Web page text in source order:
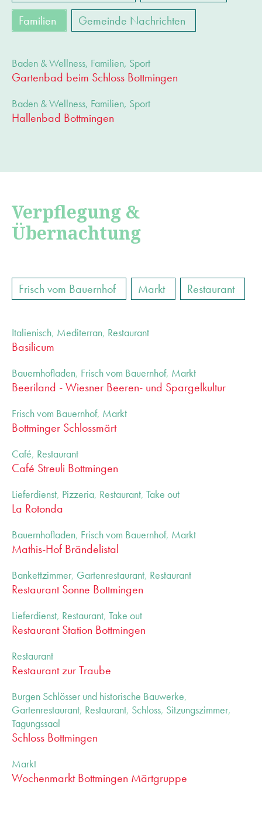
Familien
Gemeinde Nachrichten
Kultur & Kunst
Kulturzentrum
Mieträumlichkeit
Museum
Baden & Wellness, Familien, Sport
Gartenbad beim Schloss Bottmingen
Baden & Wellness, Familien, Sport
Hallenbad Bottmingen
Verpflegung &
Übernachtung
Frisch vom Bauernhof Markt Restaurant
Italienisch, Mediterran, Restaurant
Basilicum
Bauernhofladen, Frisch vom Bauernhof, Markt
Beeriland - Wiesner Beeren- und Spargelkultur
Frisch vom Bauernhof, Markt
Bottminger Schlossmärt
Café, Restaurant
Café Streuli Bottmingen
Lieferdienst, Pizzeria, Restaurant, Take out
La Rotonda
Bauernhofladen, Frisch vom Bauernhof, Markt
Mathis-Hof Brändelistal
Bankettzimmer, Gartenrestaurant, Restaurant
Restaurant Sonne Bottmingen
Lieferdienst, Restaurant, Take out
Restaurant Station Bottmingen
Restaurant
Restaurant zur Traube
Burgen Schlösser und historische Bauwerke,
Gartenrestaurant, Restaurant, Schloss, Sitzungszimmer,
Tagungssaal
Schloss Bottmingen
Markt
Wochenmarkt Bottmingen Märtgruppe